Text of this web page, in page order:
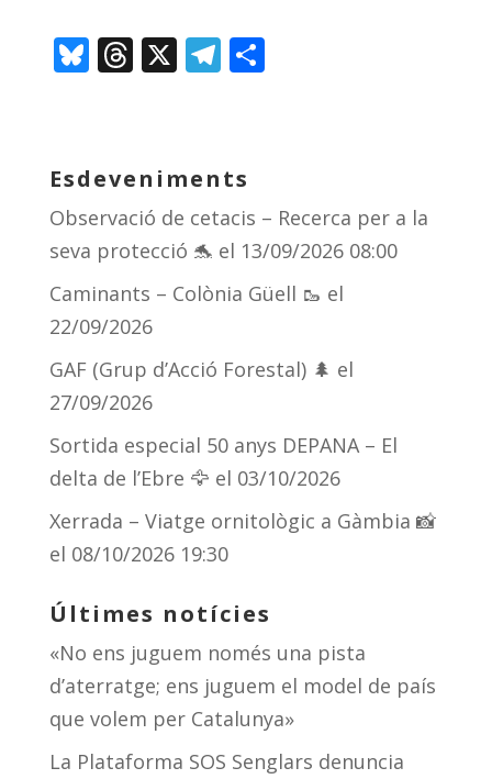
Bl
sk
y
T
d
s
X T
gr
a
m
C
te
ix
Esdeveniments
Observació de cetacis – Recerca per a la
seva protecció 🐬 el 13/09/2026 08:00
Caminants – Colònia Güell 🥾 el
22/09/2026
GAF (Grup d’Acció Forestal) 🌲 el
27/09/2026
Sortida especial 50 anys DEPANA – El
delta de l’Ebre 🦅 el 03/10/2026
Xerrada – Viatge ornitològic a Gàmbia 📸
el 08/10/2026 19:30
Últimes notícies
«No ens juguem només una pista
d’aterratge; ens juguem el model de país
que volem per Catalunya»
La Plataforma SOS Senglars denuncia